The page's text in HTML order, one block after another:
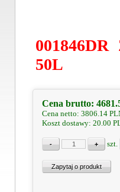
50L
Cena brutto:
Cena netto: 3806.14
Koszt dostawy: 20.00
szt.